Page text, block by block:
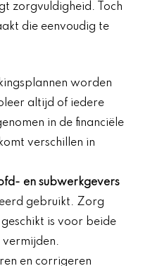
zorgvuldigheid. Toch
die eenvoudig te
worden
altijd of iedere
in de financiële
verschillen in
en subwerkgevers
gebruikt. Zorg
is voor beide
vermijden.
en corrigeren